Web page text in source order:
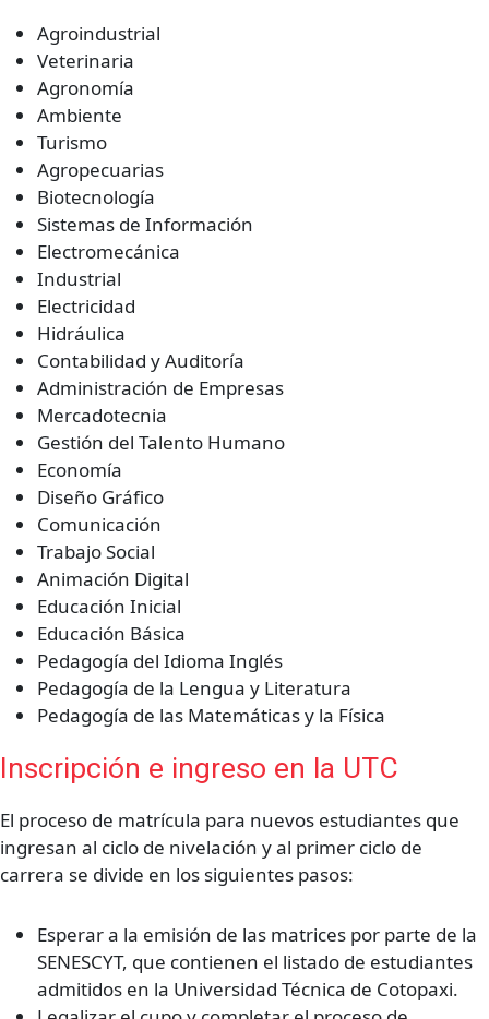
Agroindustrial
Veterinaria
Agronomía
Ambiente
Turismo
Agropecuarias
Biotecnología
Sistemas de Información
Electromecánica
Industrial
Electricidad
Hidráulica
Contabilidad y Auditoría
Administración de Empresas
Mercadotecnia
Gestión del Talento Humano
Economía
Diseño Gráfico
Comunicación
Trabajo Social
Animación Digital
Educación Inicial
Educación Básica
Pedagogía del Idioma Inglés
Pedagogía de la Lengua y Literatura
Pedagogía de las Matemáticas y la Física
Inscripción e ingreso en la UTC
El proceso de matrícula para nuevos estudiantes que
ingresan al ciclo de nivelación y al primer ciclo de
carrera se divide en los siguientes pasos:
Esperar a la emisión de las matrices por parte de la
SENESCYT, que contienen el listado de estudiantes
admitidos en la Universidad Técnica de Cotopaxi.